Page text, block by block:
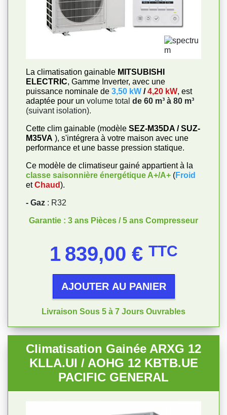
La climatisation gainable MITSUBISHI
ELECTRIC, Gamme Inverter, avec une
puissance nominale de 3,50 kW /4,20 kW, est
adaptée pour un volume total de 60 m³ à 80 m³
(suivant isolation).
Cette clim gainable (modèle SEZ-M35DA / SUZ-
M35VA ), s'intégrera à votre maison avec une
performance et une basse pression statique.
Ce modèle de climatiseur gainé appartient à la
classe saisonnière énergétique A+/A+ (Froid
et Chaud).
- Gaz : R32
Garantie : 3 ans Pièces / 5 ans Compresseur
1 839,00 € TTC
AJOUTER AU PANIER
Livraison Sous 5 à 7 Jours Ouvrables
Climatisation Gainée ARXG 12
KLLA.UI / AOHG 12 KBTB.UE
PACIFIC GENERAL